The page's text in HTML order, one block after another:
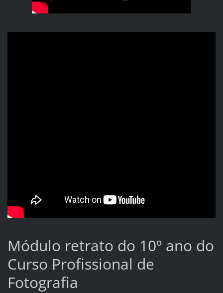
Módulo retrato do 10º ano do
Curso Profissional de
Fotografia